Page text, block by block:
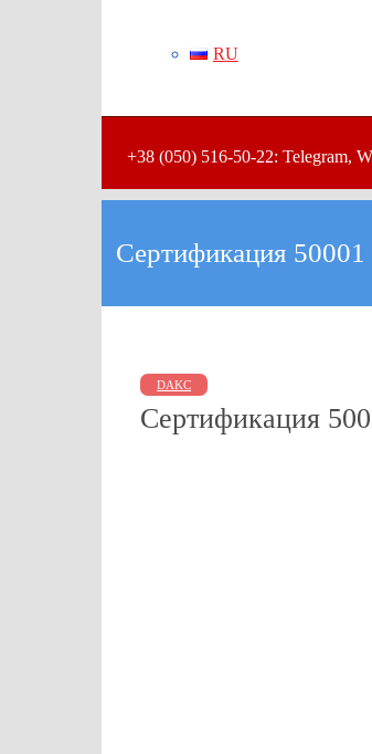
RU
+38 (050) 516-50-22: Telegram,
Сертификация 50001
DAKC
Сертификация